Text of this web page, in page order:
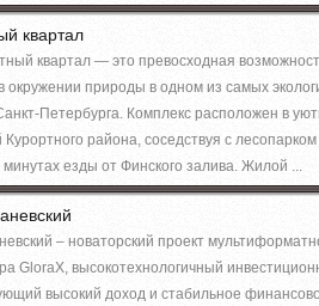
квартал
квартал — это превосходная
окружении природы в одном из самых
Петербурга. Комплекс расположен в
района, соседствуя с
минутах езды от Финского залива. Жилой ...
– новаторский проект
GloraX, высокотехнологичный
высокий доход и стабильное